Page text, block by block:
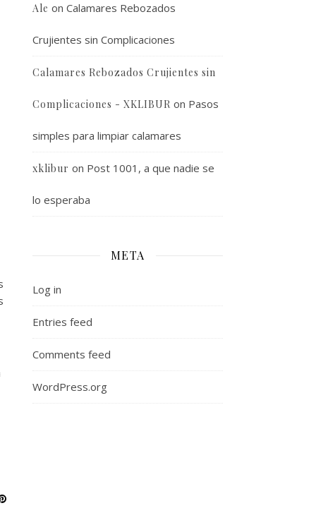
Ale on Calamares Rebozados
Crujientes sin Complicaciones
Calamares Rebozados Crujientes sin
Complicaciones - XKLIBUR on Pasos
simples para limpiar calamares
xklibur on Post 1001, a que nadie se
lo esperaba
META
Log in
Entries feed
Comments feed
WordPress.org